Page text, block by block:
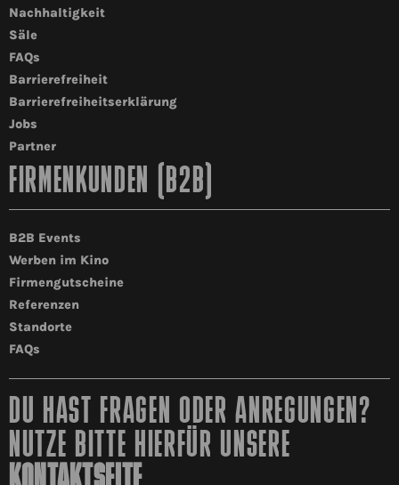
Nachhaltigkeit
Säle
FAQs
Barrierefreiheit
Barrierefreiheitserklärung
Jobs
Partner
FIRMENKUNDEN (B2B)
B2B Events
Werben im Kino
Firmengutscheine
Referenzen
Standorte
FAQs
DU HAST FRAGEN ODER ANREGUNGEN?
NUTZE BITTE HIERFÜR UNSERE